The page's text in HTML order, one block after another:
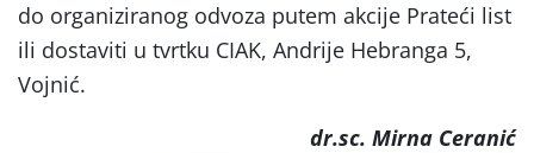
do organiziranog odvoza putem akcije Prateći list
ili dostaviti u tvrtku CIAK, Andrije Hebranga 5,
Vojnić.
dr.sc. Mirna Ceranić